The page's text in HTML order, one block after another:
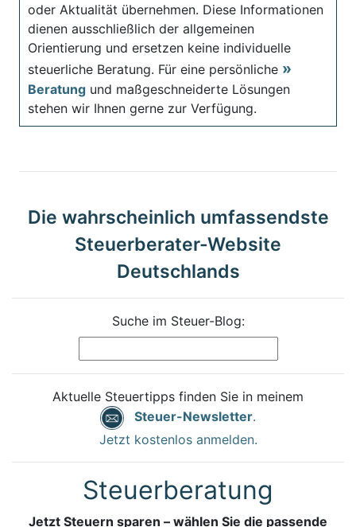
oder Aktualität übernehmen. Diese Informationen
dienen ausschließlich der allgemeinen
Orientierung und ersetzen keine individuelle
steuerliche Beratung. Für eine persönliche
Beratung und maßgeschneiderte Lösungen
stehen wir Ihnen gerne zur Verfügung.
Die wahrscheinlich umfassendste
Steuerberater-Website
Deutschlands
Suche im Steuer-Blog:
Aktuelle Steuertipps finden Sie in meinem
Steuer-Newsletter.
Jetzt kostenlos anmelden.
Steuerberatung
Jetzt Steuern sparen – wählen Sie die passende